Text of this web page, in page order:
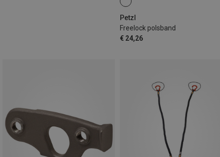
Petzl
Freelock polsband
€ 24,26